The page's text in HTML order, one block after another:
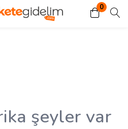
0
Kayıt ol
şeyler var